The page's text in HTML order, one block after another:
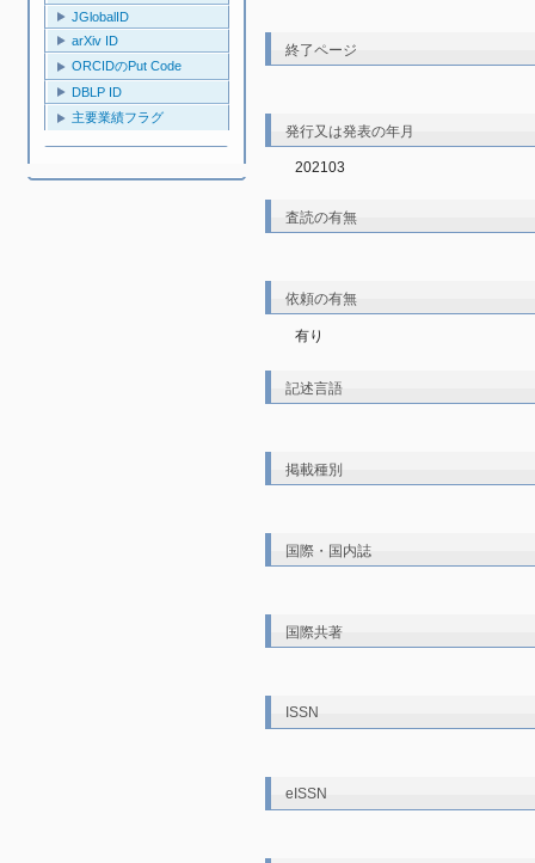
JGlobalID
arXiv ID
ORCIDのPut Code
DBLP ID
主要業績フラグ
終了ページ
発行又は発表の年月
202103
査読の有無
依頼の有無
有り
記述言語
掲載種別
国際・国内誌
国際共著
ISSN
eISSN